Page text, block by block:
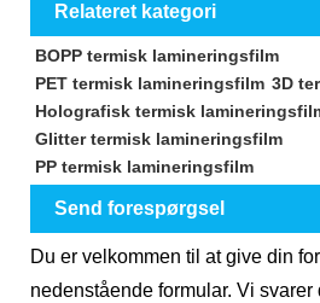
Relateret kategori
BOPP termisk lamineringsfilm
PET termisk lamineringsfilm 3D
Holografisk termisk
Glitter termisk lamineringsfilm
PP termisk lamineringsfilm
Send forespørgsel
Du er velkommen til at give din
nedenstående formular. Vi svarer